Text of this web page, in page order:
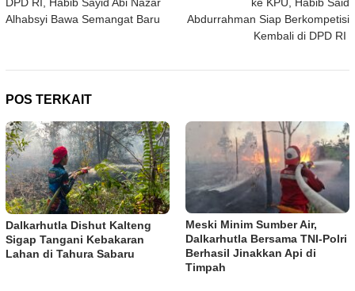
Alhabsyi Bawa Semangat Baru
Abdurrahman Siap Berkompetisi
Kembali di DPD RI
POS TERKAIT
Dalkarhutla Dishut Kalteng
Sigap Tangani Kebakaran
Lahan di Tahura Sabaru
Meski Minim Sumber Air,
Dalkarhutla Bersama TNI-Polri
Berhasil Jinakkan Api di
Timpah